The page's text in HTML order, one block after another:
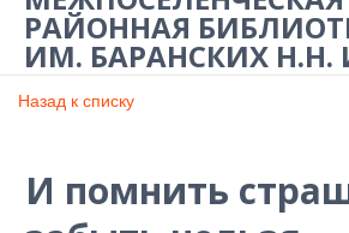
РАЙОННАЯ
ИМ. БАРАНСКИХ Н.Н.
Назад к списку
И помнить